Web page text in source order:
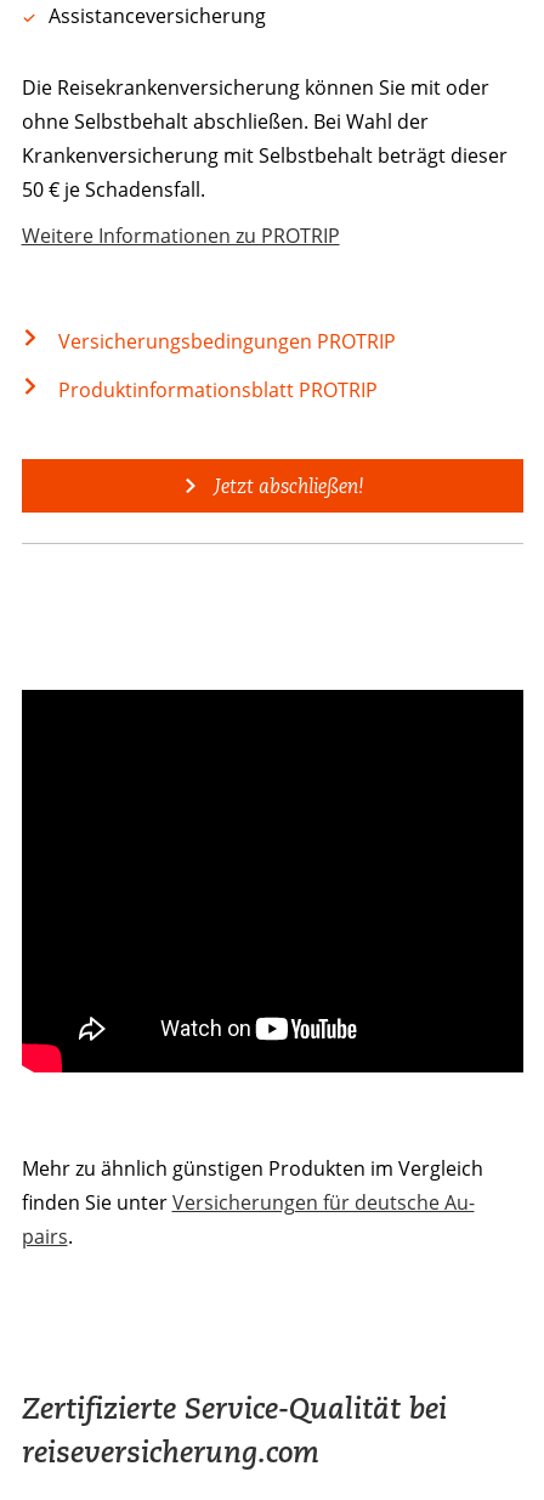
Assistanceversicherung
Die Reisekrankenversicherung können Sie mit oder
ohne Selbstbehalt abschließen. Bei Wahl der
Krankenversicherung mit Selbstbehalt beträgt dieser
50 € je Schadensfall.
Weitere Informationen zu PROTRIP
Versicherungsbedingungen PROTRIP
Produktinformationsblatt PROTRIP
Jetzt abschließen!
Mehr zu ähnlich günstigen Produkten im Vergleich
finden Sie unterVersicherungen für deutsche Au-
pairs.
Zertifizierte Service-Qualität bei
reiseversicherung.com